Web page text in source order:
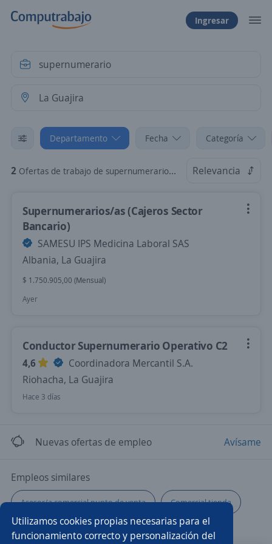
Utilizamos cookies propias necesarias para el
funcionamiento correcto y personalización del
Ingresar
Departamento Fecha Categoría
2 Ofertas de trabajo de supernumerario en La Guajira Relevancia
Supernumerarios/as (Cajeros Sector
Bancario)
SAMESU IPS Medicina Laboral SAS
Albania, La Guajira
$ 1.750.905,00 (Mensual)
Ayer
Conductor Supernumerario Operativo C2
4,6
Coordinadora Mercantil S.A.
Riohacha, La Guajira
Hace 3 días
Nuevas ofertas de empleo Avísame
Empleos similares
Asesor/a comercial punto de venta Comercial tienda
Ayudante de servicios generales Producción